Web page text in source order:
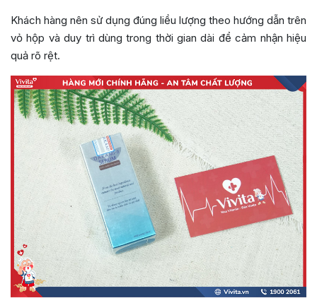
Khách hàng nên sử dụng đúng liều lượng theo hướng dẫn trên
vỏ hộp và duy trì dùng trong thời gian dài để cảm nhận hiệu
quả rõ rệt.